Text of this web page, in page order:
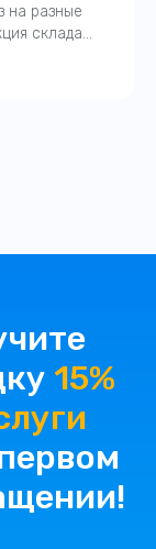
на разные
склада
Без